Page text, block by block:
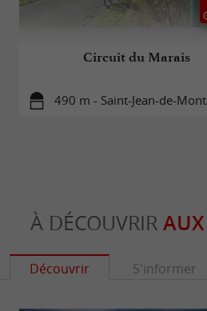
Circuit du Marais
490 m - Saint-Jean-de-
À DÉCOUVRIR
Découvrir S'informer